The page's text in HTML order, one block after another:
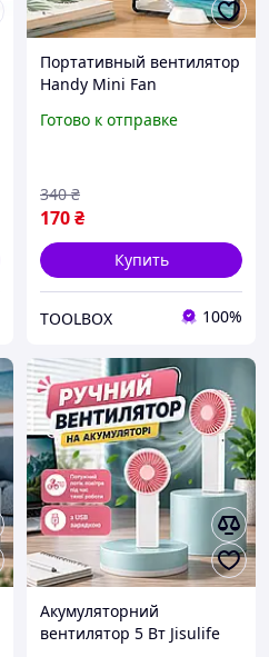
Портативный вентилятор
Handy Mini Fan
мАч с подставкой для
Готово к отправке
170₴
340 ₴
Купить
TOOLBOX 100%
Акумуляторний
вентилятор 5 Вт Jisulife